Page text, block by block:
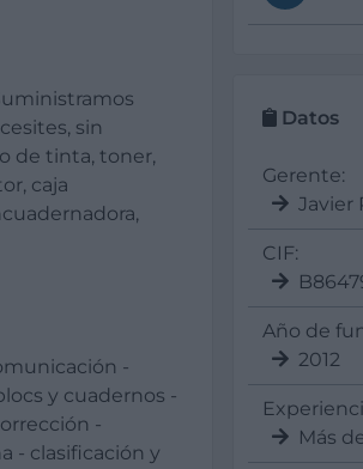
sin
de tinta, toner,
caja
-
y cuadernos -
-
- clasificación y
Datos
Gerente:
Javier
CIF:
Año de
2012
Más